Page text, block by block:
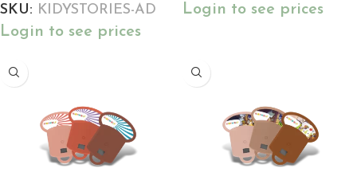
SKU: KIDYSTORIES-AD
Login to see prices
Login to see prices